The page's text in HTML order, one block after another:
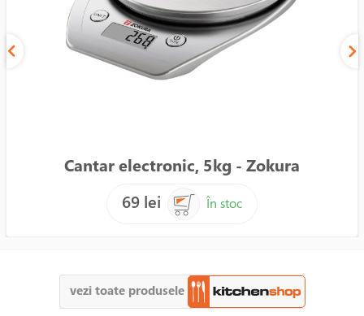
Cantar electronic, 5kg - Zokura
69 lei
În stoc
vezi toate produsele